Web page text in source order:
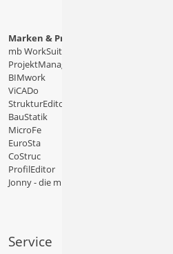
Marken & Produkte
mb WorkSuite
ProjektManager
BIMwork
ViCADo
StrukturEditor
BauStatik
MicroFe
EuroSta
CoStruc
ProfilEditor
Jonny - die mb-App
Service